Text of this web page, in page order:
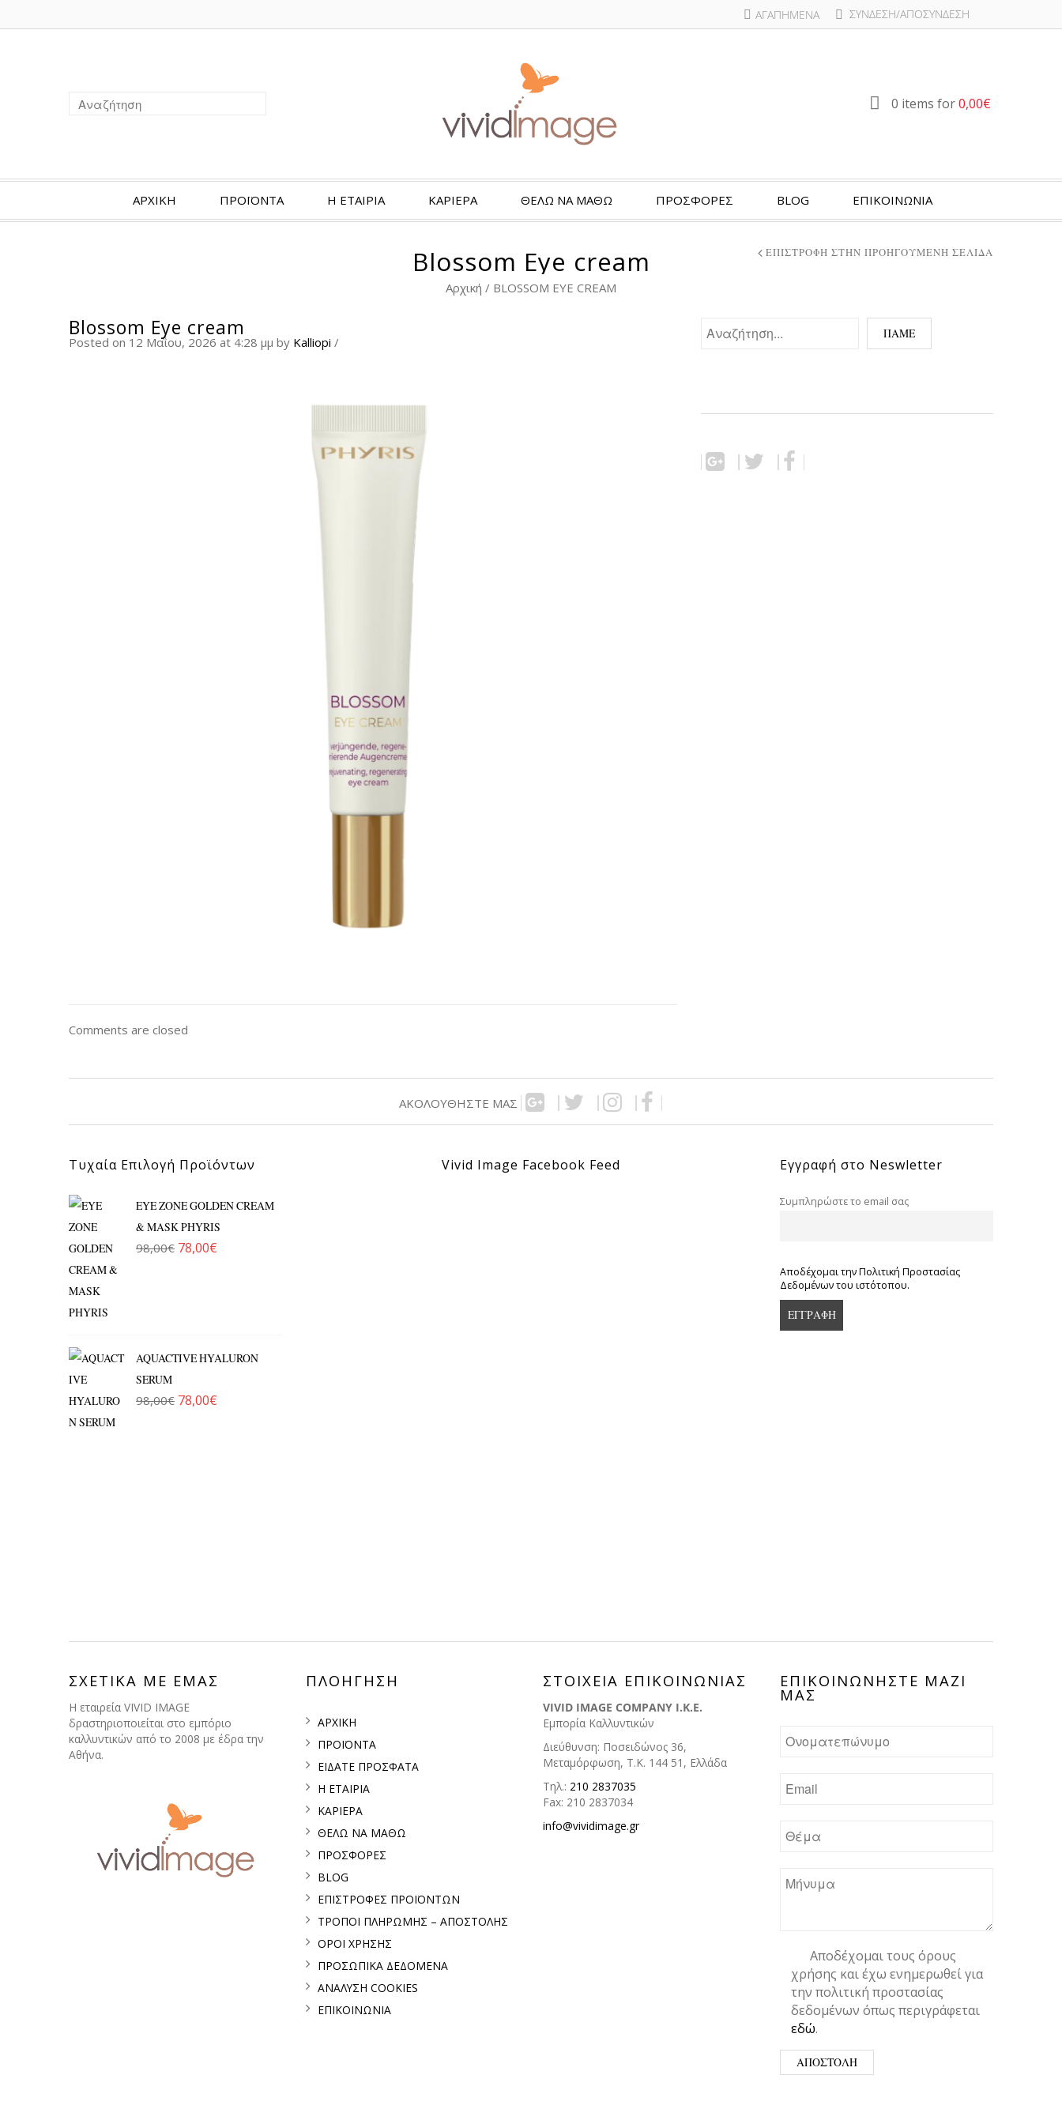
ΣΎΝΔΕΣΗ/ΑΠΟΣΎΝΔΕΣΗ
ΑΓΑΠΗΜΈΝΑ
0 items for0,00€
ΑΡΧΙΚΗ ΠΡΟΪΟΝΤΑ Η ΕΤΑΙΡΙΑ ΚΑΡΙΕΡΑ ΘΈΛΩ ΝΑ ΜΆΘΩ ΠΡΟΣΦΟΡΕΣ BLOG ΕΠΙΚΟΙΝΩΝΙΑ
Blossom Eye cream
Αρχική / BLOSSOM EYE CREAM
ΕΠΙΣΤΡΟΦΉ ΣΤΗΝ ΠΡΟΗΓΟΎΜΕΝΗ ΣΕΛΊΔΑ
Blossom Eye cream
Posted on 12 Μαΐου, 2026 at 4:28 μμ by Kalliopi /
Comments are closed
ΑΚΟΛΟΥΘΉΣΤΕ ΜΑΣ
Τυχαία Επιλογή Προϊόντων
EYE ZONE GOLDEN CREAM
& MASK PHYRIS
98,00€ Original price was: 98,00€.
78,00€
AQUACTIVE HYALURON
SERUM
98,00€ Original price was: 98,00€.
78,00€
Vivid Image Facebook Feed Εγγραφή στο Neswletter
Συμπληρώστε το email σας
Αποδέχομαι την Πολιτική Προστασίας
Δεδομένων του ιστότοπου.
ΣΧΕΤΙΚΑ ΜΕ ΕΜΑΣ
H εταιρεία VIVID IMAGE
δραστηριοποιείται στο εμπόριο
καλλυντικών από το 2008 με έδρα την
Αθήνα.
ΠΛΟΗΓΗΣΗ
ΑΡΧΙΚΗ
ΠΡΟΪΟΝΤΑ
ΕΙΔΑΤΕ ΠΡΟΣΦΑΤΑ
Η ΕΤΑΙΡΙΑ
ΚΑΡΙΕΡΑ
ΘΕΛΩ ΝΑ ΜΑΘΩ
ΠΡΟΣΦΟΡΕΣ
BLOG
ΕΠΙΣΤΡΟΦΕΣ ΠΡΟΪΟΝΤΩΝ
ΤΡΟΠΟΙ ΠΛΗΡΩΜΗΣ – ΑΠΟΣΤΟΛΗΣ
ΟΡΟΙ ΧΡΗΣΗΣ
ΠΡΟΣΩΠΙΚΑ ΔΕΔΟΜΕΝΑ
ΑΝΑΛΥΣΗ COOKIES
ΕΠΙΚΟΙΝΩΝΙΑ
ΣΤΟΙΧΕΙΑ ΕΠΙΚΟΙΝΩΝΙΑΣ
VIVID IMAGE COMPANY I.K.E.
Εμπορία Καλλυντικών
Διεύθυνση: Ποσειδώνος 36,
Μεταμόρφωση, Τ.Κ. 144 51, Ελλάδα
Τηλ.: 210 2837035
Fax: 210 2837034
info@vividimage.gr
ΕΠΙΚΟΙΝΩΝHΣΤΕ ΜΑΖΙ
ΜΑΣ
Αποδέχομαι τους όρους
χρήσης και έχω ενημερωθεί για
την πολιτική προστασίας
δεδομένων όπως περιγράφεται
εδώ.